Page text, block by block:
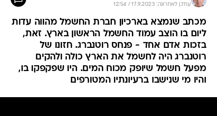
עודכן לאחרונה: 17.9.2023 / 12:54
מכתב שנמצא בארכיון חברת החשמל מהווה עדות
ליום בו הוצב עמוד החשמל הראשון בארץ. זאת,
בזכות אדם אחד - פנחס רוטנברג. חזונו של
רוטנברג היה לחשמל את הארץ כולה ולהקים
מפעל חשמל שיופק מכוח המים. היו שפקפקו בו,
והיו מי שנישבו ברעיונתיו המטורפים